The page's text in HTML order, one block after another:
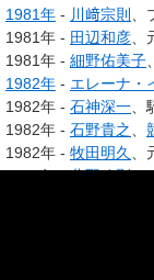
1981年 - 川﨑宗則
1981年 - 田辺和彦
1981年 - 細野佑美子
1982年 - エレーナ・
1982年 - 石神深一
1982年 - 石野貴之
1982年 - 牧田明久
1982年 -北野政則、